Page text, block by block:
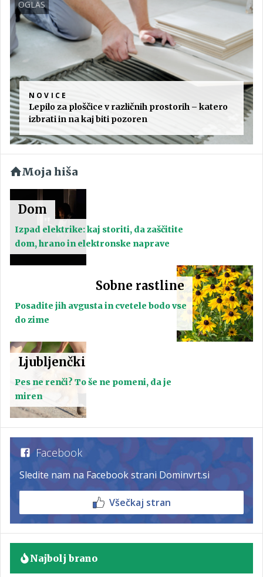
OGLAS
NOVICE
Lepilo za ploščice v različnih prostorih – katero
izbrati in na kaj biti pozoren
Moja hiša
Dom
Izpad elektrike: kaj storiti, da zaščitite
dom, hrano in elektronske naprave
Sobne rastline
Posadite jih avgusta in cvetele bodo vse
do zime
Ljubljenčki
Pes ne renči? To še ne pomeni, da je
miren
Facebook
Sledite nam na Facebook strani Dominvrt.si
Všečkaj stran
Najbolj brano